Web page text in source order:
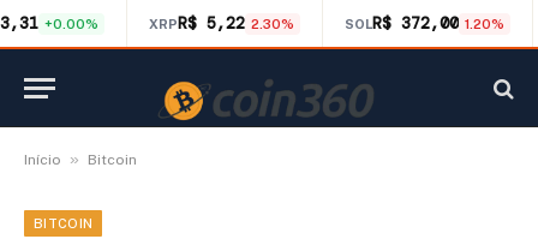
+0.00% XRPR$ 5,22 2.30% SOLR$ 372,00 1.20%
Início » Bitcoin
BITCOIN